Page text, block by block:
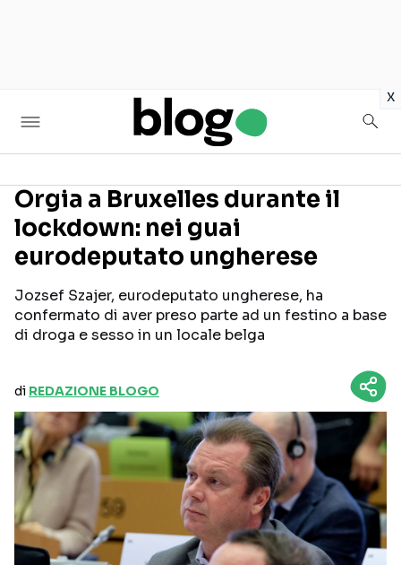
x
Seguici sui social
Orgia a Bruxelles durante il
lockdown: nei guai
eurodeputato ungherese
Jozsef Szajer, eurodeputato ungherese, ha
confermato di aver preso parte ad un festino a base
di droga e sesso in un locale belga
di REDAZIONE BLOGO